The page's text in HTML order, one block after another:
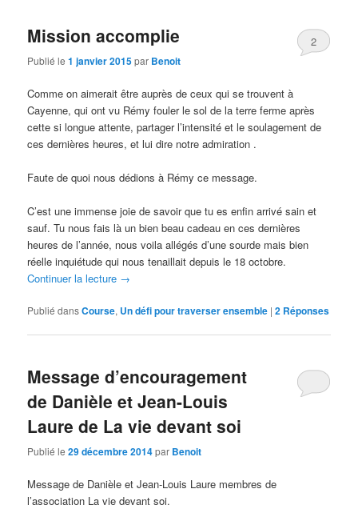
Mission accomplie
Publié le1 janvier 2015par Benoit
2
Comme on aimerait être auprès de ceux qui se trouvent à
Cayenne, qui ont vu Rémy fouler le sol de la terre ferme après
cette si longue attente, partager l’intensité et le soulagement de
ces dernières heures, et lui dire notre admiration .
Faute de quoi nous dédions à Rémy ce message.
C’est une immense joie de savoir que tu es enfin arrivé sain et
sauf. Tu nous fais là un bien beau cadeau en ces dernières
heures de l’année, nous voila allégés d’une sourde mais bien
réelle inquiétude qui nous tenaillait depuis le 18 octobre.
Continuer la lecture →
Publié dansCourse, Un défi pour traverser ensemble |2 Réponses
Message d’encouragement
de Danièle et Jean-Louis
Laure de La vie devant soi
Publié le29 décembre 2014par Benoit
Message de Danièle et Jean-Louis Laure membres de
l’association La vie devant soi.